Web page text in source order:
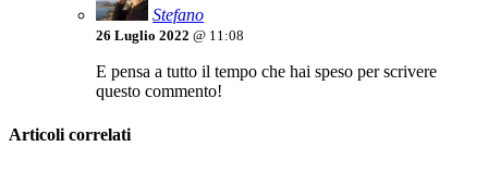
Stefano
26 Luglio 2022 @ 11:08
E pensa a tutto il tempo che hai speso per scrivere
questo commento!
Articoli correlati